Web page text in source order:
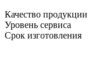
Качество продукции
Уровень сервиса
Срок изготовления